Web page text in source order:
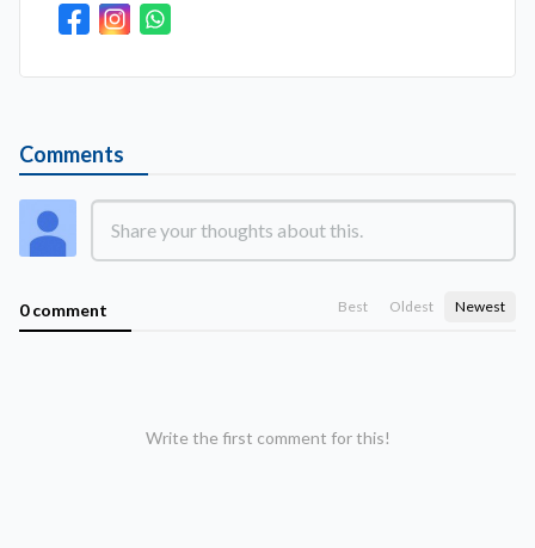
Comments
0 comment Best Oldest Newest
Write the first comment for this!